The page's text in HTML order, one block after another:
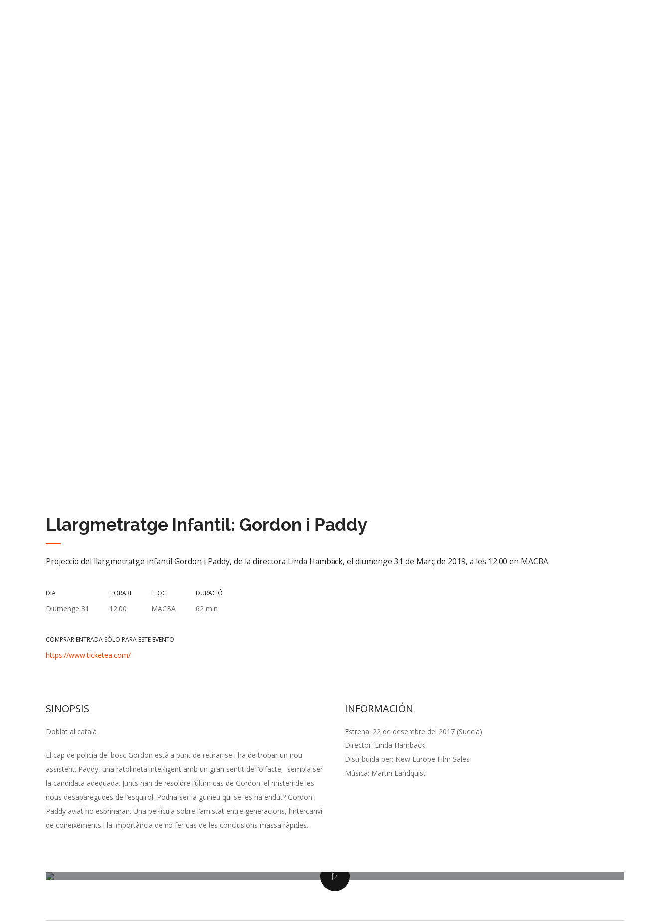
Llargmetratge Infantil: Gordon i Paddy
Projecció del llargmetratge infantil Gordon i Paddy, de la directora Linda Hambäck, el diumenge 31 de Març de 2019, a les 12:00 en MACBA.
DIA
Diumenge 31
HORARI
12:00
LLOC
MACBA
DURACIÓ
62 min
COMPRAR ENTRADA SÓLO PARA ESTE EVENTO:
https://www.ticketea.com/
SINOPSIS
Doblat al català
El cap de policia del bosc Gordon està a punt de retirar-se i ha de trobar un nou
assistent. Paddy, una ratolineta intel·ligent amb un gran sentit de l’olfacte, sembla ser
la candidata adequada. Junts han de resoldre l’últim cas de Gordon: el misteri de les
nous desaparegudes de l’esquirol. Podria ser la guineu qui se les ha endut? Gordon i
Paddy aviat ho esbrinaran. Una pel·lícula sobre l’amistat entre generacions, l’intercanvi
de coneixements i la importància de no fer cas de les conclusions massa ràpides.
INFORMACIÓN
Estrena: 22 de desembre del 2017 (Suecia)
Director: Linda Hambäck
Distribuida per: New Europe Film Sales
Música: Martin Landquist